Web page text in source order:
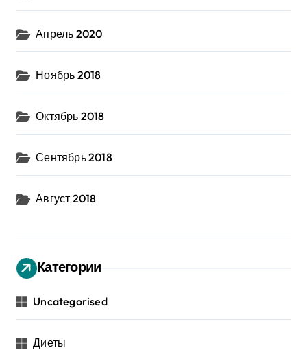
Апрель 2020
Ноябрь 2018
Октябрь 2018
Сентябрь 2018
Август 2018
Категории
Uncategorised
Диеты